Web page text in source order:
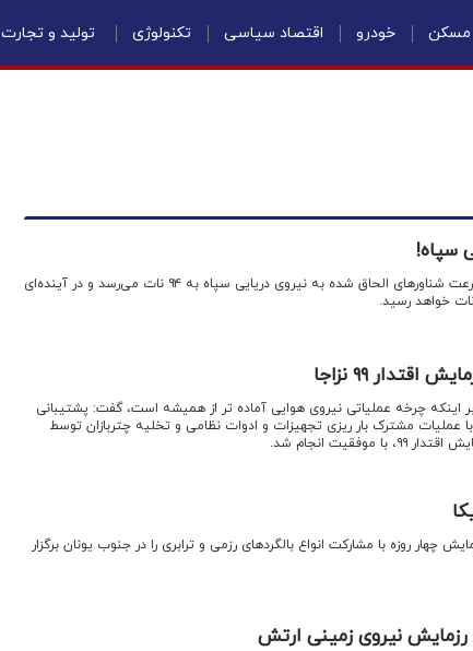
مسکن خودرو اقتصاد سیاسی تکنولوژی تولید و تجارت
سپاه!
اقتصادنیوز: دریادار تنگسیری گفت: سرعت شناور‌های الحاق شده به نیروی دریایی سپاه به ۹۴ نات می‌رسد و در آینده‌ای
۹۹ نزاجا
اینکه چرخه عملیاتی نیروی هوایی آماده تر از همیشه است، گفت: پشتیبانی
عملیات مشترک بار ریزی تجهیزات و ادوات نظامی و تخلیه چتربازان توسط
چهار روزه با مشارکت انواع بالگردهای رزمی و ترابری را در جنوب یونان برگزار
رزمایش نیروی زمینی ارتش